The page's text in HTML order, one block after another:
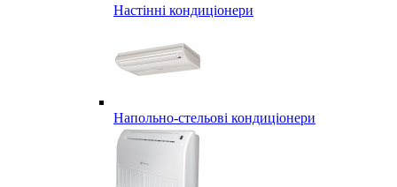
Настінні кондиціонери
Напольно-стельові кондиціонери